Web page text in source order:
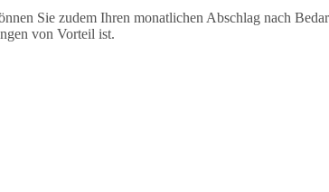
Sie zudem Ihren monatlichen Abschlag nach
von Vorteil ist.